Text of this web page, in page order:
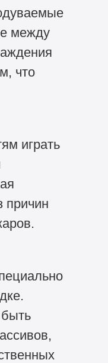
между
что
играть
причин